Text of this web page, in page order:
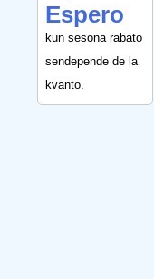
Espero
kun sesona rabato
sendepende de la
kvanto.